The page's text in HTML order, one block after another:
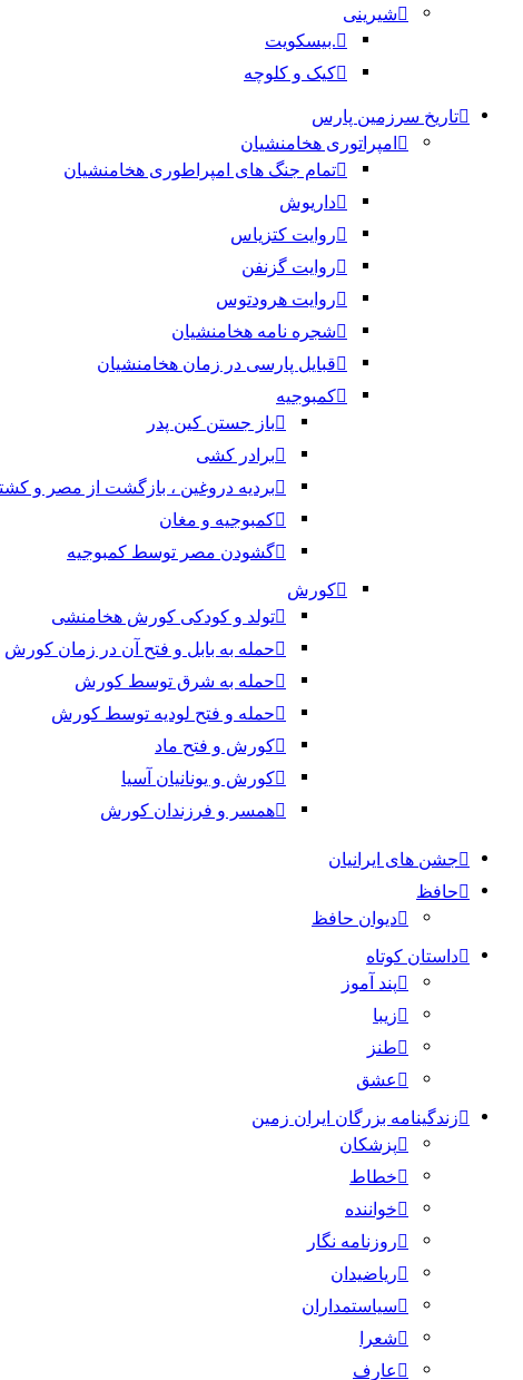
شیرینی
.بیسکویت
کیک و کلوچه
تاریخ سرزمین پارس
امپراتوری هخامنشیان
تمام جنگ های امپراطوری هخامنشیان
داریوش
روایت کتزیاس
روایت گزنفن
روایت هرودتوس
شجره نامه هخامنشیان
قبایل پارسی در زمان هخامنشیان
کمبوجیه
باز جستن کین پدر
برادر کشی
بردیه دروغین ، بازگشت از مصر و
کمبوجیه و مغان
گشودن مصر توسط کمبوجیه
کورش
تولد و کودکی کورش هخامنشی
حمله به بابل و فتح آن در زمان کورش
حمله به شرق توسط کورش
حمله و فتح لودیه توسط کورش
کورش و فتح ماد
کورش و یونانیان آسیا
همسر و فرزندان کورش
جشن های ایرانیان
حافظ
دیوان حافظ
داستان کوتاه
پند آموز
زیبا
طنز
عشق
زندگینامه بزرگان ایران زمین
پزشکان
خطاط
خواننده
روزنامه نگار
ریاضیدان
سیاستمداران
شعرا
عارف